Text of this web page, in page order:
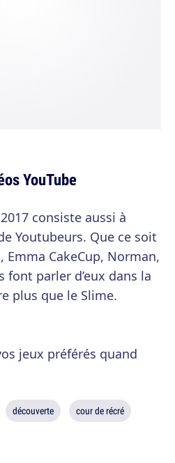
YouTube
consiste aussi à
Youtubeurs. Que ce soit
Emma CakeCup, Norman,
font parler d’eux dans la
plus que le Slime.
jeux préférés quand
découverte cour de récré